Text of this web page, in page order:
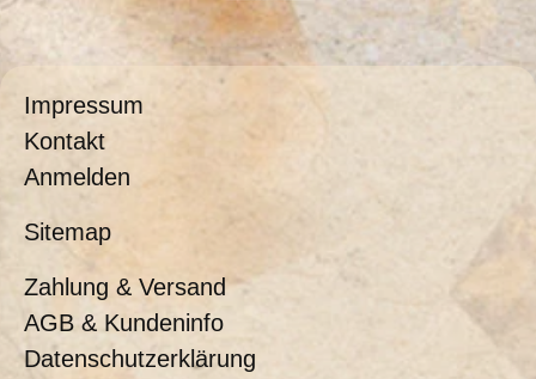
Impressum
Kontakt
Anmelden
Sitemap
Zahlung & Versand
AGB & Kundeninfo
Datenschutzerklärung